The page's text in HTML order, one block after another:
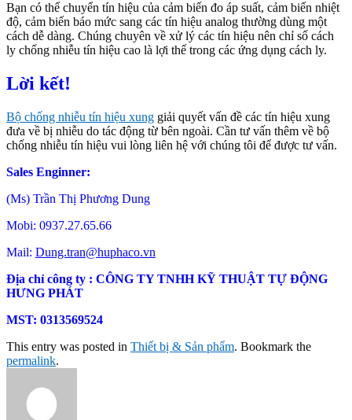
Bạn có thể chuyển tín hiệu của cảm biến đo áp suất, cảm biến nhiệt
độ, cảm biến báo mức sang các tín hiệu analog thường dùng một
cách dễ dàng. Chúng chuyên về xử lý các tín hiệu nên chỉ số cách
ly chống nhiễu tín hiệu cao là lợi thế trong các ứng dụng cách ly.
Lời kết!
Bộ chống nhiễu tín hiệu xung giải quyết vấn đề các tín hiệu xung
đưa về bị nhiễu do tác động từ bên ngoài. Cần tư vấn thêm về bộ
chống nhiễu tín hiệu vui lòng liên hệ với chúng tôi để được tư vấn.
Sales Enginner:
(Ms) Trần Thị Phương Dung
Mobi: 0937.27.65.66
Mail: Dung.tran@huphaco.vn
Địa chỉ công ty : CÔNG TY TNHH KỸ THUẬT TỰ ĐỘNG
HƯNG PHÁT
MST: 0313569524
This entry was posted in Thiết bị & Sản phẩm. Bookmark the
permalink.